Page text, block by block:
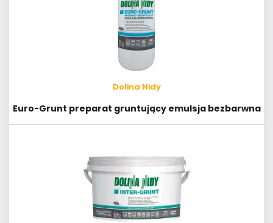
Dolina Nidy
Euro-Grunt preparat gruntujący emulsja bezbarwna